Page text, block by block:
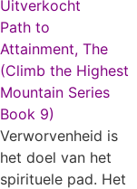
Uitverkocht
Path to
Attainment, The
(Climb the Highest
Mountain Series
Book 9)
Verworvenheid is
het doel van het
spirituele pad. Het